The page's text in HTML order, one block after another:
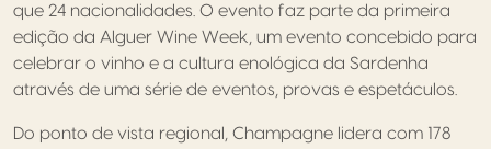
que 24 nacionalidades. O evento faz parte da primeira
edição da Alguer Wine Week, um evento concebido para
celebrar o vinho e a cultura enológica da Sardenha
através de uma série de eventos, provas e espetáculos.
Do ponto de vista regional, Champagne lidera com 178